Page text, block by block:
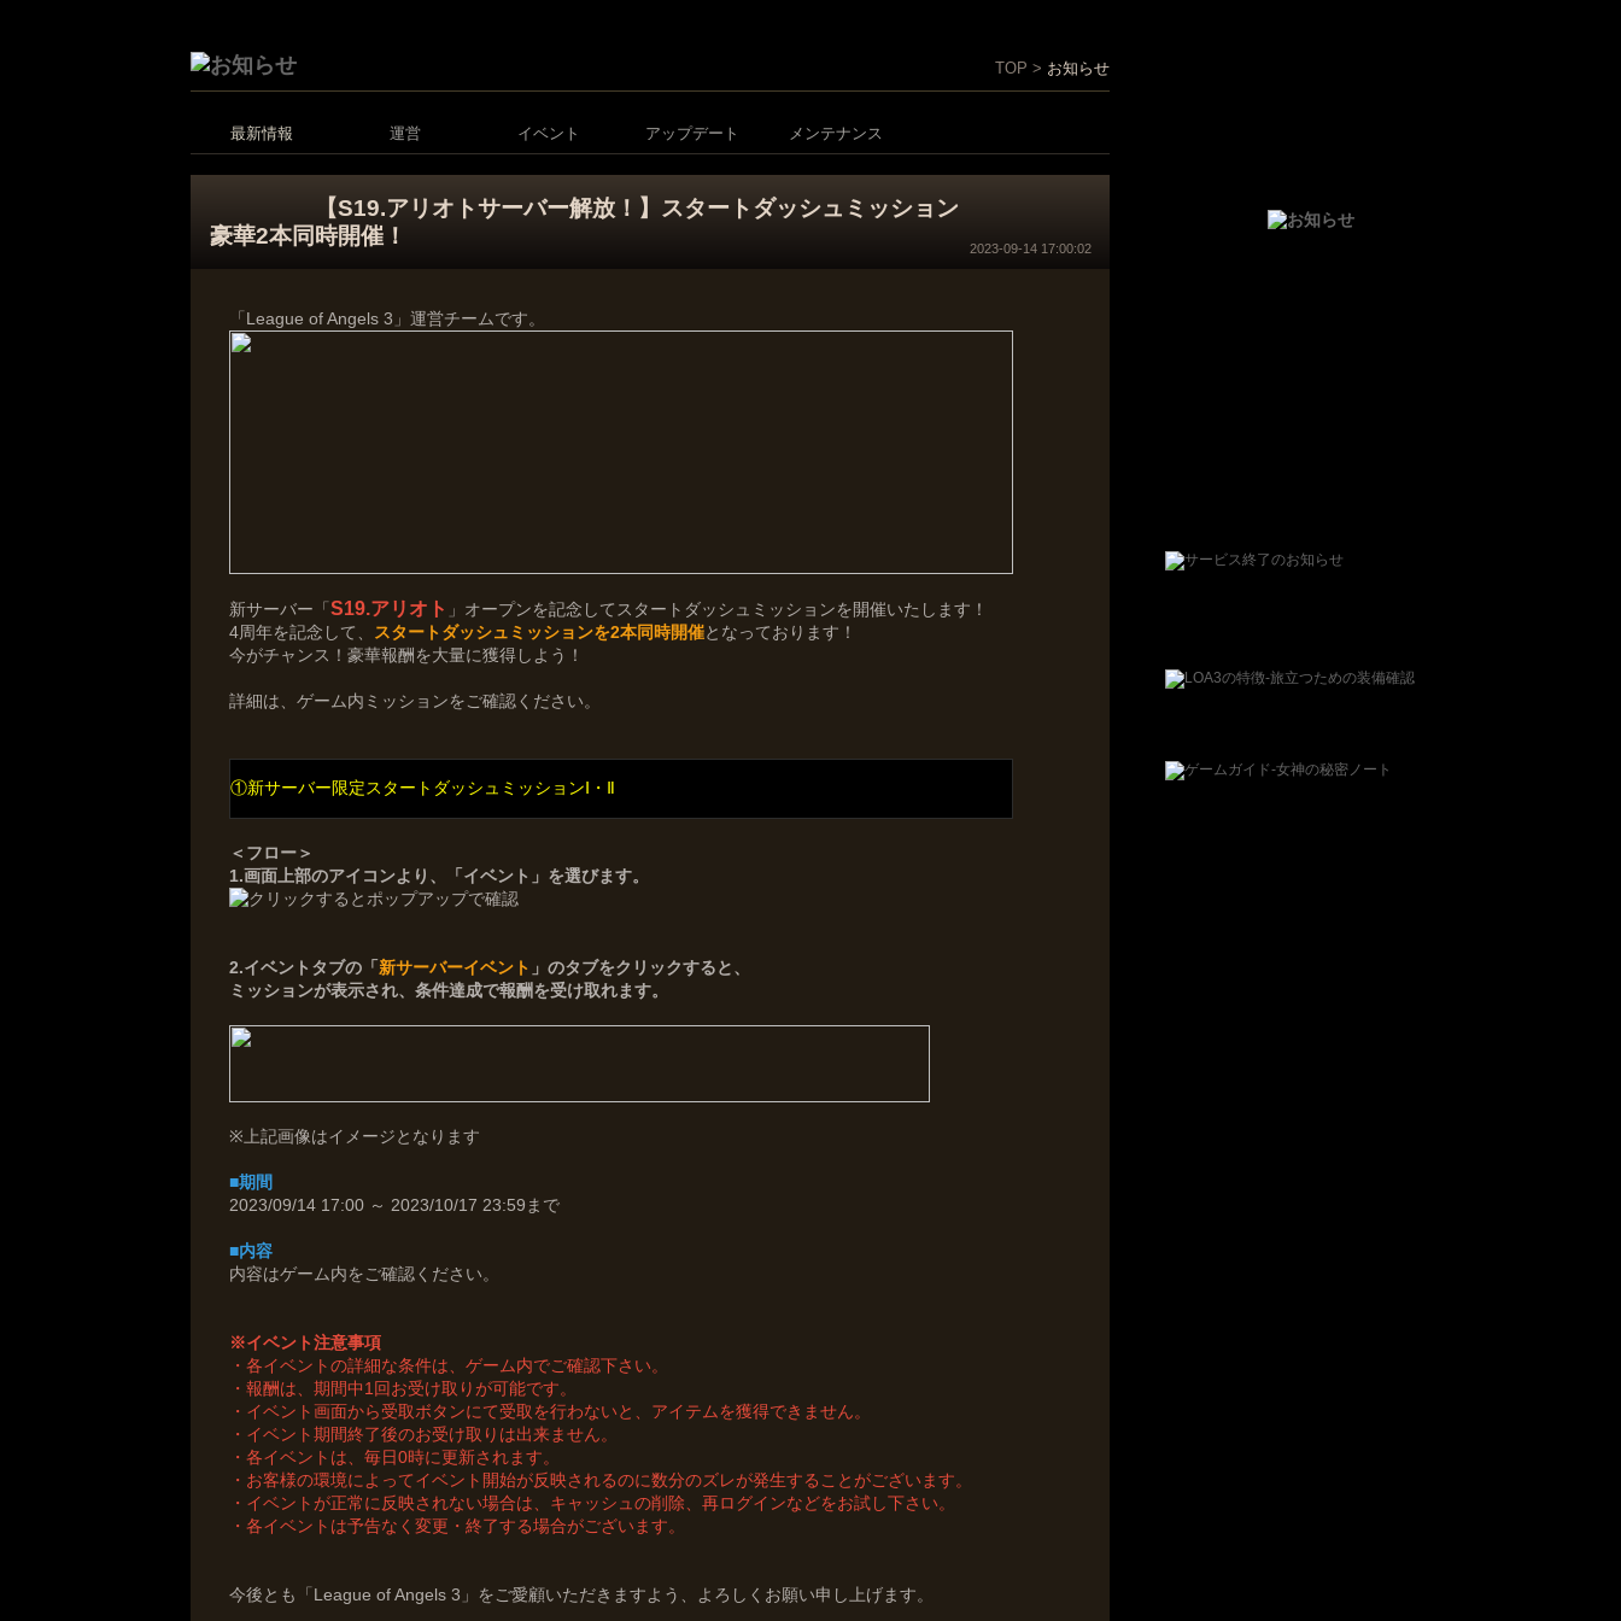
TOP > お知らせ
最新情報 運営 イベント アップデート メンテナンス
【S19.アリオトサーバー解放！】スタートダッシュミッション
豪華2本同時開催！
2023-09-14 17:00:02
「League of Angels 3」運営チームです。
新サーバー「 S19.アリオト 」オープンを記念してスタートダッシュミッションを開催いたします！
4周年を記念して、
スタートダッシュミッションを2本同時開催となっております！
今がチャンス！豪華報酬を大量に獲得しよう！
詳細は、ゲーム内ミッションをご確認ください。
①新サーバー限定スタートダッシュミッションⅠ・Ⅱ
＜フロー＞
1.画面上部のアイコンより、「イベント」を選びます。
2.イベントタブの「 新サーバーイベント 」のタブをクリックすると、
ミッションが表示され、条件達成で報酬を受け取れます。
※上記画像はイメージとなります
■期間
2023/09/14 17:00 ～ 2023/10/17 23:59まで
■内容
内容はゲーム内をご確認ください。
※イベント注意事項
・各イベントの詳細な条件は、ゲーム内でご確認下さい。
・報酬は、期間中1回お受け取りが可能です。
・イベント画面から受取ボタンにて受取を行わないと、アイテムを獲得できません。
・イベント期間終了後のお受け取りは出来ません。
・各イベントは、毎日0時に更新されます。
・お客様の環境によってイベント開始が反映されるのに数分のズレが発生することがございます。
・イベントが正常に反映されない場合は、キャッシュの削除、再ログインなどをお試し下さい。
・各イベントは予告なく変更・終了する場合がございます。
今後とも「League of Angels 3」をご愛顧いただきますよう、よろしくお願い申し上げます。